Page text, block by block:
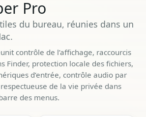
Pro
du bureau, réunies dans un
contrôle de l’affichage, raccourcis
Finder, protection locale des fichiers,
d’entrée, contrôle audio par
de la vie privée dans
des menus.